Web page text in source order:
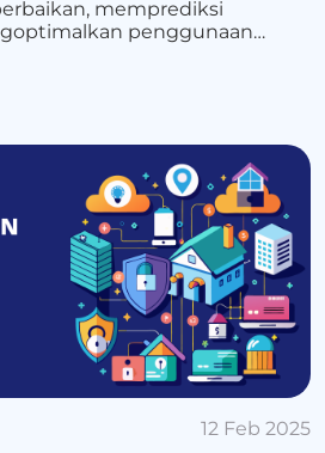
memprediksi
penggunaan
efisiensi, dan
12 Feb 2025